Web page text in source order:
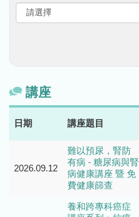
講座
日期 講座題目
2026.09.12
難以預尿，腎防
有病 - 糖尿病與腎
病健康講座 暨 免
費健康篩查
養和跨專科癌症